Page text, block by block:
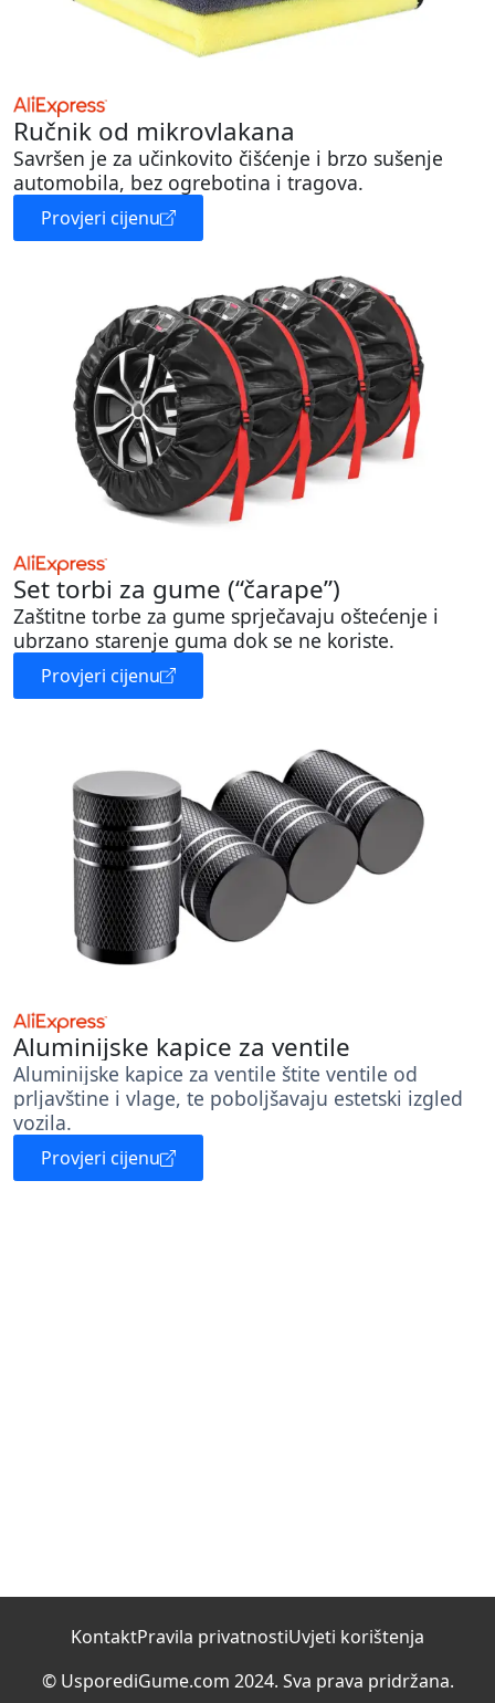
Ručnik od mikrovlakana
Savršen je za učinkovito čišćenje i brzo sušenje
automobila, bez ogrebotina i tragova.
Provjeri cijenu
Set torbi za gume (“čarape”)
Zaštitne torbe za gume sprječavaju oštećenje i
ubrzano starenje guma dok se ne koriste.
Provjeri cijenu
Aluminijske kapice za ventile
Aluminijske kapice za ventile štite ventile od
prljavštine i vlage, te poboljšavaju estetski izgled
vozila.
Provjeri cijenu
KontaktPravila privatnostiUvjeti korištenja
© UsporediGume.com 2024. Sva prava pridržana.